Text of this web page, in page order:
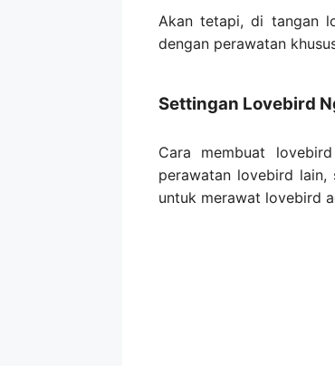
Akan tetapi, di tangan
dengan perawatan
Settingan Lovebird
Cara membuat
perawatan lovebird
untuk merawat lovebird